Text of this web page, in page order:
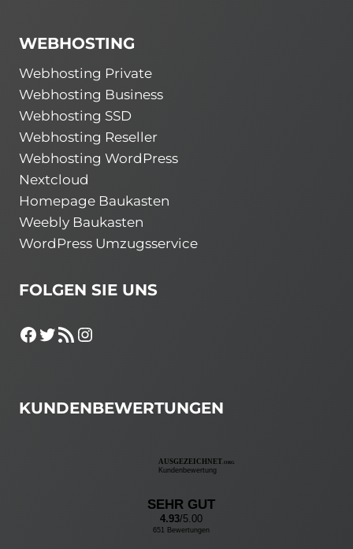
WEBHOSTING
Webhosting Private
Webhosting Business
Webhosting SSD
Webhosting Reseller
Webhosting WordPress
Nextcloud
Homepage Baukasten
Weebly Baukasten
WordPress Umzugsservice
FOLGEN SIE UNS
Facebook
Twitter
RSS-FeedInstagram
KUNDENBEWERTUNGEN
AUSGEZEICHNET .ORG
Kundenbewertung
SEHR GUT
4.93/5.00
651 Bewertungen